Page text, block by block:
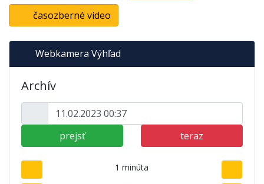
časozberné video
Webkamera Výhľad
Archív
prejsť teraz
1 minúta